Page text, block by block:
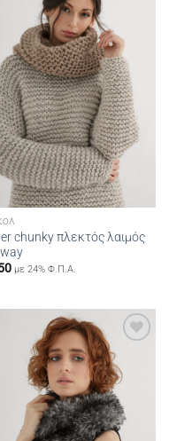
chunky πλεκτός λαιμός
με 24% Φ.Π.Α.
Add to
wishlist